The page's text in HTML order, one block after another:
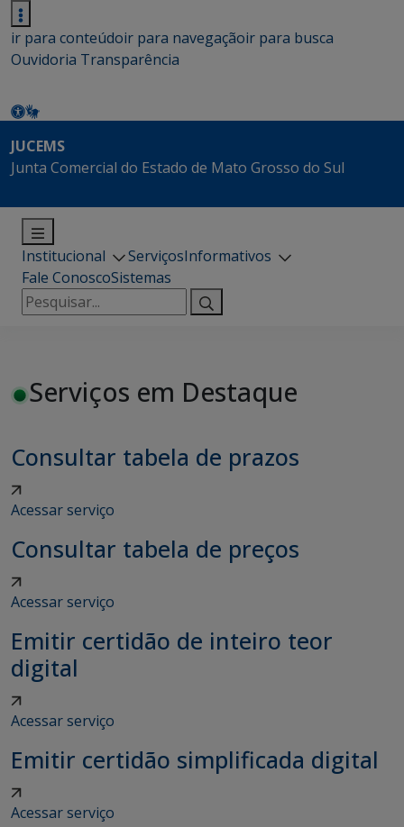
ir para conteúdoir para navegaçãoir para busca
Ouvidoria Transparência
JUCEMS
Junta Comercial do Estado de Mato Grosso do Sul
Institucional ServiçosInformativos
Fale ConoscoSistemas
Pesquisar
por:
Serviços em Destaque
Consultar tabela de prazos
Acessar serviço
Consultar tabela de preços
Acessar serviço
Emitir certidão de inteiro teor
digital
Acessar serviço
Emitir certidão simplificada digital
Acessar serviço